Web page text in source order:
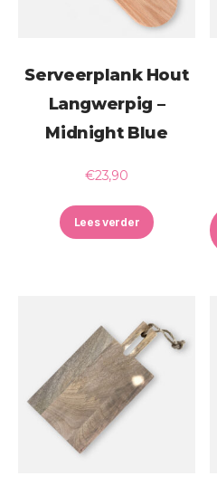
Serveerplank Hout
Langwerpig –
Midnight Blue
€23,90
Lees verder